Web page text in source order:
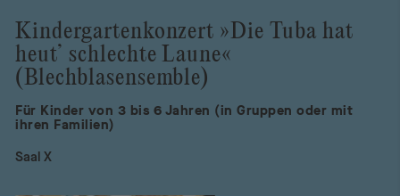
Kindergartenkonzert »Die Tuba hat
heut’ schlechte Laune«
(Blechblasensemble)
Für Kinder von 3 bis 6 Jahren (in Gruppen oder mit
ihren Familien)
Saal X